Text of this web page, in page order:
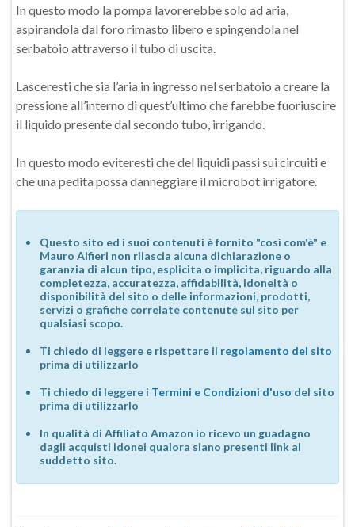
In questo modo la pompa lavorerebbe solo ad aria,
aspirandola dal foro rimasto libero e spingendola nel
serbatoio attraverso il tubo di uscita.
Lasceresti che sia l’aria in ingresso nel serbatoio a creare la
pressione all’interno di quest’ultimo che farebbe fuoriuscire
il liquido presente dal secondo tubo, irrigando.
In questo modo eviteresti che del liquidi passi sui circuiti e
che una pedita possa danneggiare il microbot irrigatore.
Questo sito ed i suoi contenuti è fornito "così com'è" e
Mauro Alfieri non rilascia alcuna dichiarazione o
garanzia di alcun tipo, esplicita o implicita, riguardo alla
completezza, accuratezza, affidabilità, idoneità o
disponibilità del sito o delle informazioni, prodotti,
servizi o grafiche correlate contenute sul sito per
qualsiasi scopo.
Ti chiedo di leggere e rispettare il regolamento del sito
prima di utilizzarlo
Ti chiedo di leggere i Termini e Condizioni d'uso del sito
prima di utilizzarlo
In qualità di Affiliato Amazon io ricevo un guadagno
dagli acquisti idonei qualora siano presenti link al
suddetto sito.